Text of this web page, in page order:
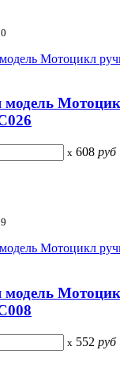
модель
x 608 руб
модель
x 552 руб